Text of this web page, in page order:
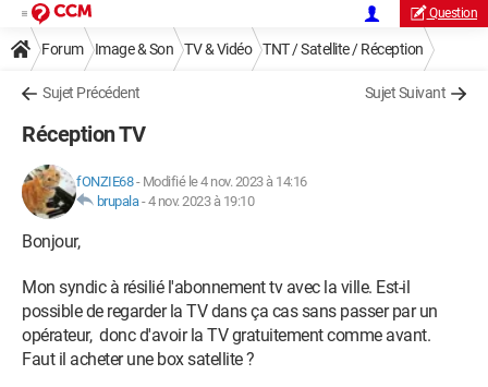
Question
Forum Image & Son TV & Vidéo TNT / Satellite / Réception
Sujet Précédent Sujet Suivant
Réception TV
fONZIE68- Modifié le 4 nov. 2023 à 14:16
brupala-4 nov. 2023 à 19:10
Bonjour,
Mon syndic à résilié l'abonnement tv avec la ville. Est-il
possible de regarder la TV dans ça cas sans passer par un
opérateur, donc d'avoir la TV gratuitement comme avant.
Faut il acheter une box satellite ?